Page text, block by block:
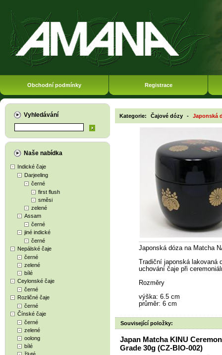
Obchodní podmínky Registrace
Vyhledávání
Naše nabídka
Indické čaje
Darjeeling
černé
first flush
směsi
zelené
Assam
černé
jiné indické
černé
Nepálské čaje
černé
zelené
bílé
Ceylonské čaje
černé
Rozličné čaje
černé
Čínské čaje
černé
zelené
oolong
bílé
Kategorie: Čajové dózy - Japonská
Japonská dóza na Matcha
Tradiční japonská
uchování čaje při
Rozměry
výška: 6.5 cm
průměr: 6 cm
Související položky:
Japan Matcha KINU
Grade 30g (CZ-BIO-002)